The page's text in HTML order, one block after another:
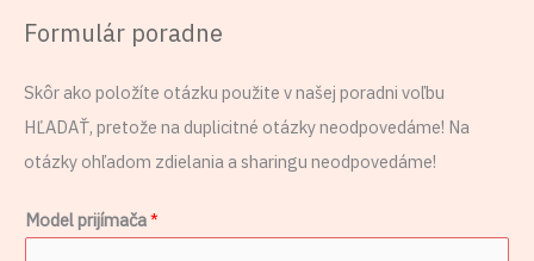
Formulár poradne
Skôr ako položíte otázku použite v našej poradni voľbu
HĽADAŤ, pretože na duplicitné otázky neodpovedáme! Na
otázky ohľadom zdielania a sharingu neodpovedáme!
Model prijímača*